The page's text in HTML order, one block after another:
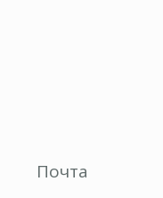
Почта